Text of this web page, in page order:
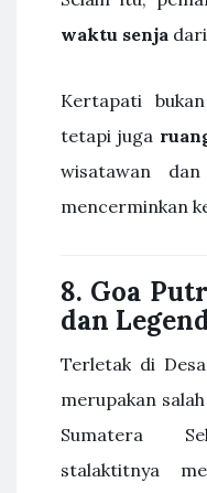
waktu senja
Kertapati
tetapi juga
wisatawan
mencerminkan
8. Goa
dan
Terletak di
merupakan
Sumatera
stalaktitnya